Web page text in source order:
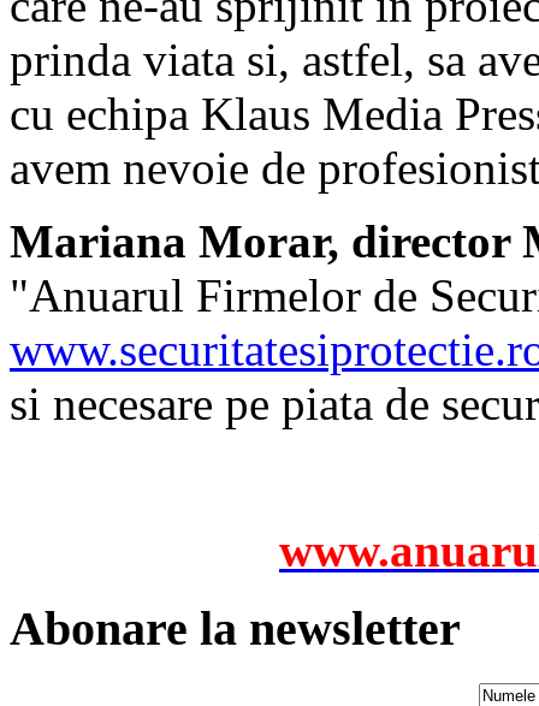
prinda viata si, astfel, sa
cu echipa Klaus Media
avem nevoie de
Mariana Morar, director
"Anuarul Firmelor de
si necesare pe piata de
Abonare la newsletter